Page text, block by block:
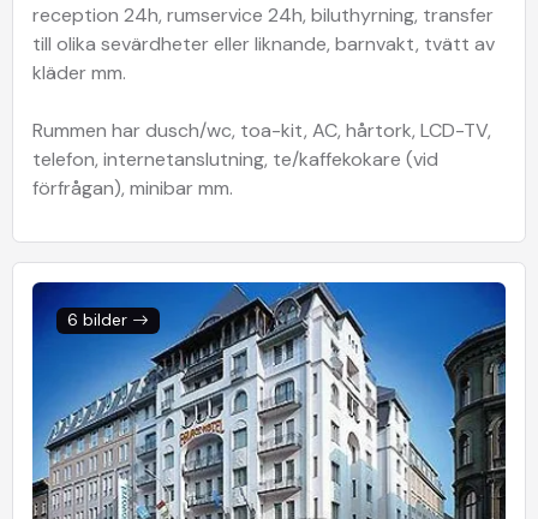
reception 24h, rumservice 24h, biluthyrning, transfer
till olika sevärdheter eller liknande, barnvakt, tvätt av
kläder mm.
Rummen har dusch/wc, toa-kit, AC, hårtork, LCD-TV,
telefon, internetanslutning, te/kaffekokare (vid
förfrågan), minibar mm.
6 bilder